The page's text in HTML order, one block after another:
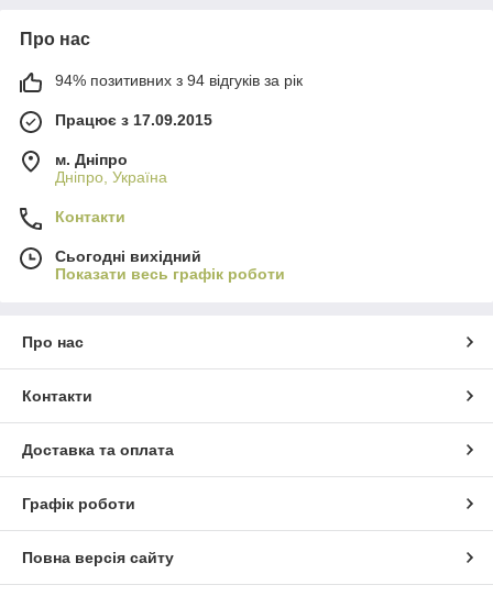
Про нас
94% позитивних з 94 відгуків за рік
Працює з 17.09.2015
м. Дніпро
Дніпро, Україна
Контакти
Сьогодні вихідний
Показати весь графік роботи
Про нас
Контакти
Доставка та оплата
Графік роботи
Повна версія сайту